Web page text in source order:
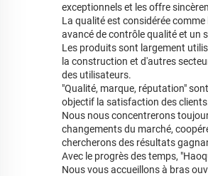
exceptionnels et les offre
La qualité est considérée
avancé de contrôle qualité et un
Les produits sont largement
la construction et d'autres
des utilisateurs.
"Qualité, marque, réputation"
objectif la satisfaction des
Nous nous concentrerons
changements du marché,
chercherons des résultats
Avec le progrès des temps,
Nous vous accueillons à bras